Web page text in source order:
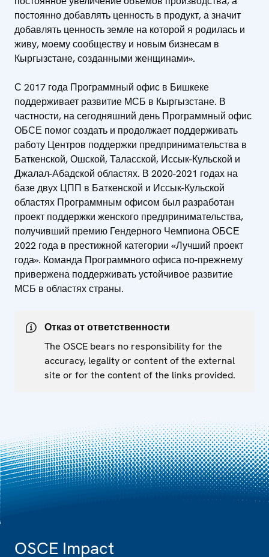
постоянно добавлять ценность в продукт, а значит
добавлять ценность земле на которой я родилась и
живу, моему сообществу и новым бизнесам в
Кыргызстане, созданными женщинами».
С 2017 года Программный офис в Бишкеке
поддерживает развитие МСБ в Кыргызстане. В
частности, на сегодняшний день Программный офис
ОБСЕ помог создать и продолжает поддерживать
работу Центров поддержки предпринимательства в
Баткенской, Ошской, Таласской, Иссык-Кульской и
Джалал-Абадской областях. В 2020-2021 годах на
базе двух ЦПП в Баткенской и Иссык-Кульской
областях Программным офисом был разработан
проект поддержки женского предпринимательства,
получивший премию Гендерного Чемпиона ОБСЕ
2022 года в престижной категории «Лучший проект
года». Команда Программного офиса по-прежнему
привержена поддерживать устойчивое развитие
МСБ в областях страны.
Отказ от ответственности
The OSCE bears no responsibility for the
accuracy, legality or content of the external
site or for the content of the links provided.
OSCE Impact